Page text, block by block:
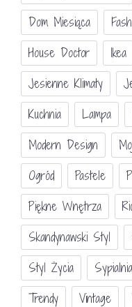
Dom Miesiąca
House Doctor
Ikea
Jesienne Klimaty
Kuchnia
Lampa
Modern Design
Ogród
Pastele
Piękne Wnętrza
Skandynawski Styl
Styl Życia
Sypialnia
Trendy
Vintage